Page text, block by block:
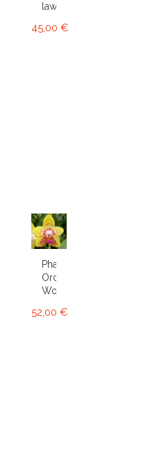
lawrenceanum
45,00 €
Phalaenopsis
Orchid
World
52,00 €